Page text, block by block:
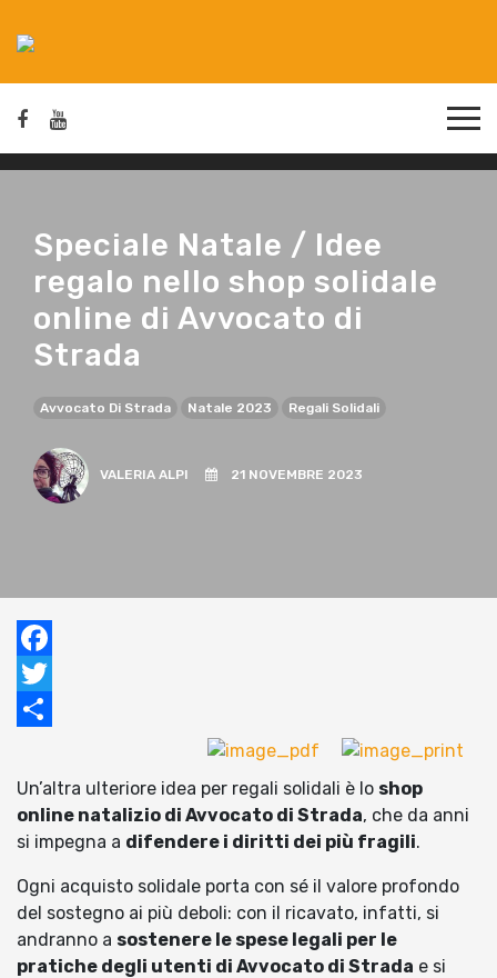
Speciale Natale / Idee
regalo nello shop solidale
online di Avvocato di
Strada
Avvocato Di Strada Natale 2023 Regali Solidali
VALERIA ALPI 21 NOVEMBRE 2023
Facebook
Twitter
Un’altra ulteriore idea per regali solidali è lo shop
online natalizio di Avvocato di Strada, che da anni
si impegna a difendere i diritti dei più fragili.
Ogni acquisto solidale porta con sé il valore profondo
del sostegno ai più deboli: con il ricavato, infatti, si
andranno a sostenere le spese legali per le
pratiche degli utenti di Avvocato di Strada e si